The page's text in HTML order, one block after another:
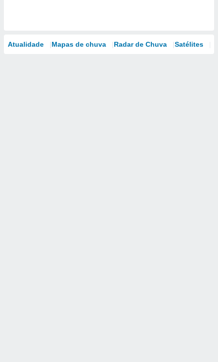
Atualidade Mapas de chuva Radar de Chuva Satélites